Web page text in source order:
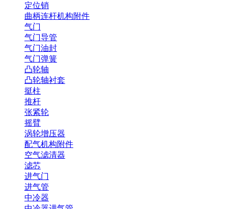
定位销
曲柄连杆机构附件
气门
气门导管
气门油封
气门弹簧
凸轮轴
凸轮轴衬套
挺柱
推杆
张紧轮
摇臂
涡轮增压器
配气机构附件
空气滤清器
滤芯
进气门
进气管
中冷器